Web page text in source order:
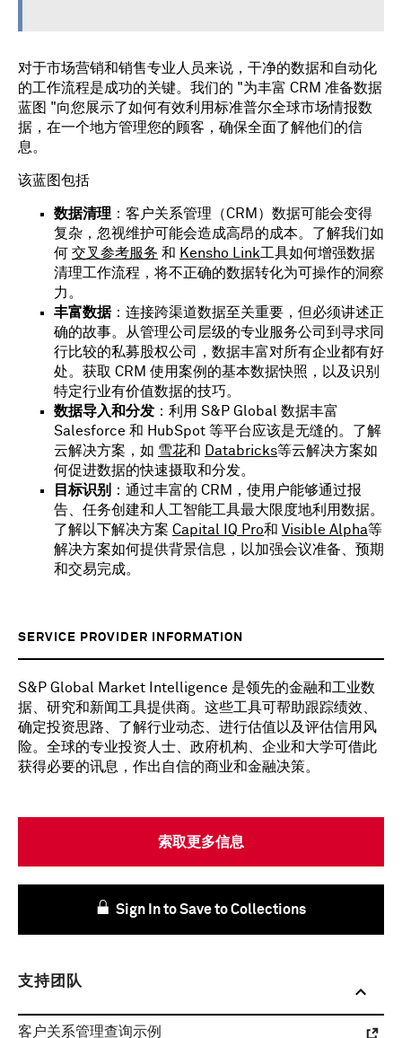
对于市场营销和销售专业人员来说，干净的数据和自动化
的工作流程是成功的关键。我们的 "为丰富 CRM 准备数据
蓝图 "向您展示了如何有效利用标准普尔全球市场情报数
据，在一个地方管理您的顾客，确保全面了解他们的信
息。
该蓝图包括
数据清理 ：客户关系管理（CRM）数据可能会变得
复杂，忽视维护可能会造成高昂的成本。了解我们如
何 交叉参考服务 和 Kensho Link 工具如何增强数据
清理工作流程，将不正确的数据转化为可操作的洞察
力。
丰富数据：连接跨渠道数据至关重要，但必须讲述正
确的故事。从管理公司层级的专业服务公司到寻求同
行比较的私募股权公司，数据丰富对所有企业都有好
处。获取 CRM 使用案例的基本数据快照，以及识别
特定行业有价值数据的技巧。
数据导入和分发 ：利用 S&P Global 数据丰富
Salesforce 和 HubSpot 等平台应该是无缝的。了解
云解决方案，如 雪花和 Databricks等云解决方案如
何促进数据的快速摄取和分发。
目标识别
：通过丰富的 CRM，使用户能够通过报
告、任务创建和人工智能工具最大限度地利用数据。
了解以下解决方案 Capital IQ Pro和 Visible Alpha等
解决方案如何提供背景信息，以加强会议准备、预期
和交易完成。
SERVICE PROVIDER INFORMATION
S&P Global Market Intelligence 是领先的金融和工业数
据、研究和新闻工具提供商。这些工具可帮助跟踪绩效、
确定投资思路、了解行业动态、进行估值以及评估信用风
险。全球的专业投资人士、政府机构、企业和大学可借此
获得必要的讯息，作出自信的商业和金融决策。
索取更多信息
Sign In to Save to Collections
支持团队
客户关系管理查询示例